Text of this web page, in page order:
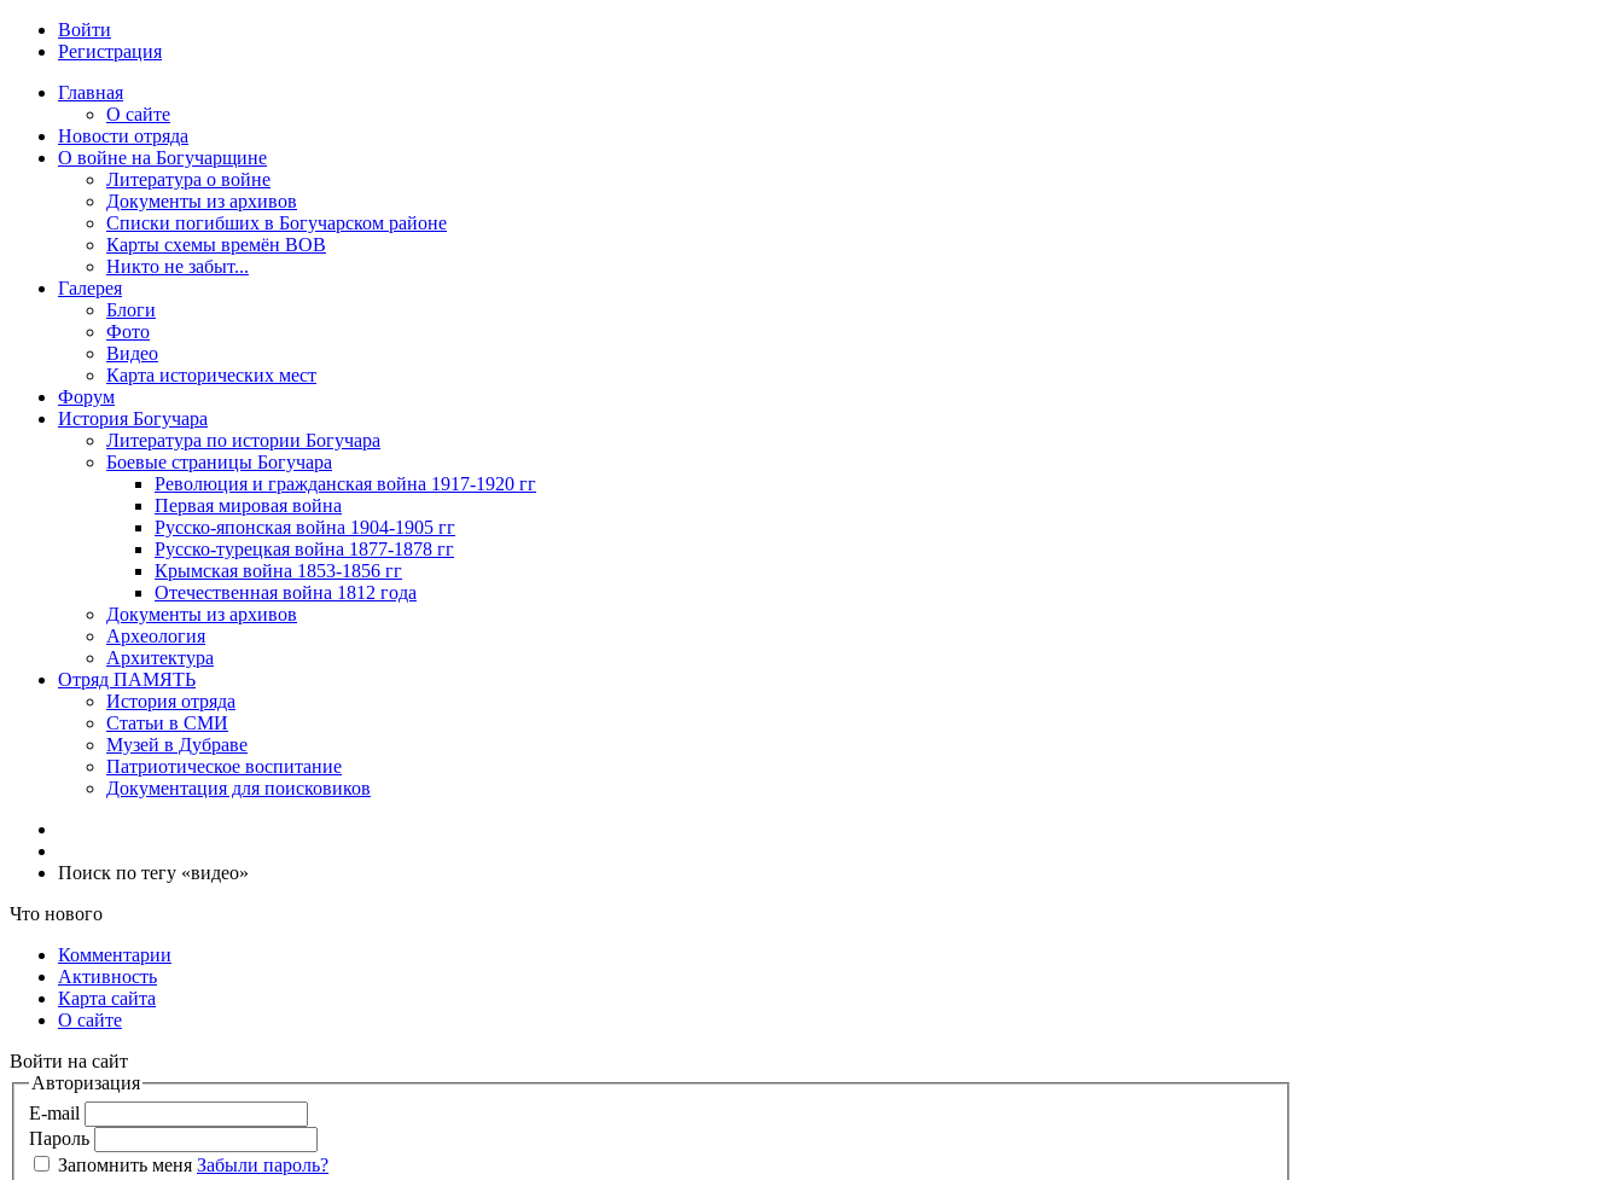
Войти
Регистрация
Главная
О сайте
Новости отряда
О войне на Богучарщине
Литература о войне
Документы из архивов
Списки погибших в Богучарском районе
Карты схемы времён ВОВ
Никто не забыт...
Галерея
Блоги
Фото
Видео
Карта исторических мест
Форум
История Богучара
Литература по истории Богучара
Боевые страницы Богучара
Революция и гражданская война 1917-1920 гг
Первая мировая война
Русско-японская война 1904-1905 гг
Русско-турецкая война 1877-1878 гг
Крымская война 1853-1856 гг
Отечественная война 1812 года
Документы из архивов
Археология
Архитектура
Отряд ПАМЯТЬ
История отряда
Статьи в СМИ
Музей в Дубраве
Патриотическое воспитание
Документация для поисковиков
Поиск по тегу «видео»
Что нового
Комментарии
Активность
Карта сайта
О сайте
Войти на сайт
Авторизация
E-mail
Пароль
Запомнить меня Забыли пароль?